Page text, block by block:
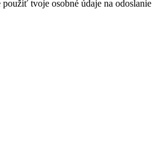
tvoje osobné údaje na odoslanie